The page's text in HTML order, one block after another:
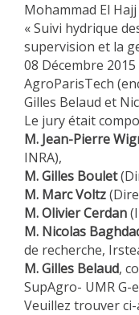
RESEARCH
EXPERIMENTAL
GEOGRAPHIC
CURRENT PROJECTS
COMPLETED
UMR NETWORKS
REGULAR SEMINARS
TRAINING
ENGINEERING
EDUCATION AND
Mohammad El
« Suivi hydrique
supervision et la
08 Décembre
AgroParisTech
Gilles Belaud et
Le jury était
M. Jean-Pierre
INRA),
M. Gilles Boulet
M. Marc Voltz
M. Olivier Cerdan
M. Nicolas
de recherche,
M. Gilles Belaud,
SupAgro- UMR G-
Veuillez trouver